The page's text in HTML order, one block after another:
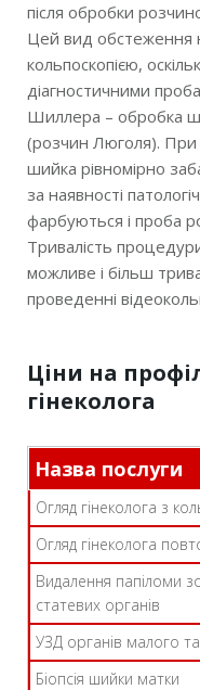
після обробки
Цей вид обстеження
кольпоскопією,
діагностичними
Шиллера – обробка
(розчин Люголя). При
шийка рівномірно
за наявності
фарбуються і проба
Тривалість
можливе і більш
проведенні
Ціни на
гінеколога
Назва послуги
Огляд гінеколога з
Огляд гінеколога
Видалення папіломи
статевих органів
УЗД органів малого
Біопсія шийки матки